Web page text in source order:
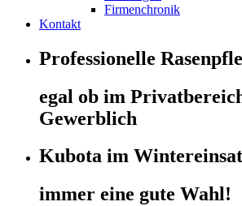
Firmenchronik
Kontakt
Professionelle
egal ob im
Gewerblich
Kubota im
immer eine gute Wahl!